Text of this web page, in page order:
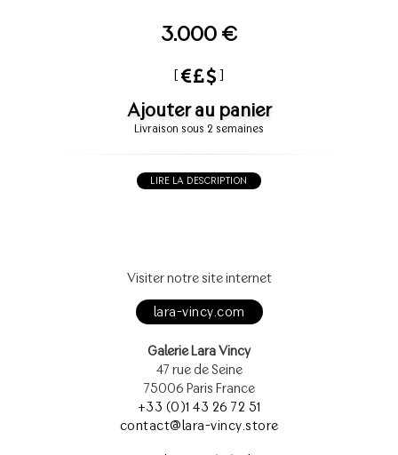
3.000 €
[ ]
Ajouter au panier
Livraison sous 2 semaines
LIRE LA DESCRIPTION
Visiter notre site internet
lara-vincy.com
Galerie Lara Vincy
47 rue de Seine
75006 Paris France
+33 (0)1 43 26 72 51
contact@lara-vincy.store